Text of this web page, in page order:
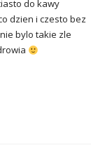
do kawy
dzien i czesto bez
bylo takie zle